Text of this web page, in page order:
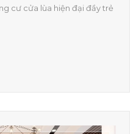
cư cửa lùa hiện đại đầy trẻ